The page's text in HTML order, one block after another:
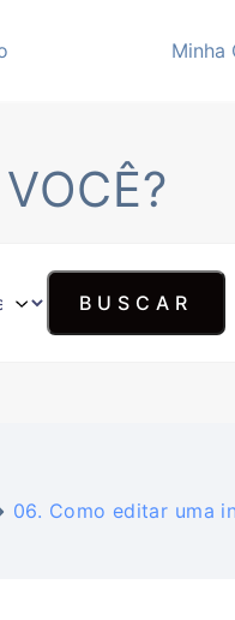
Minha
06. Como editar uma